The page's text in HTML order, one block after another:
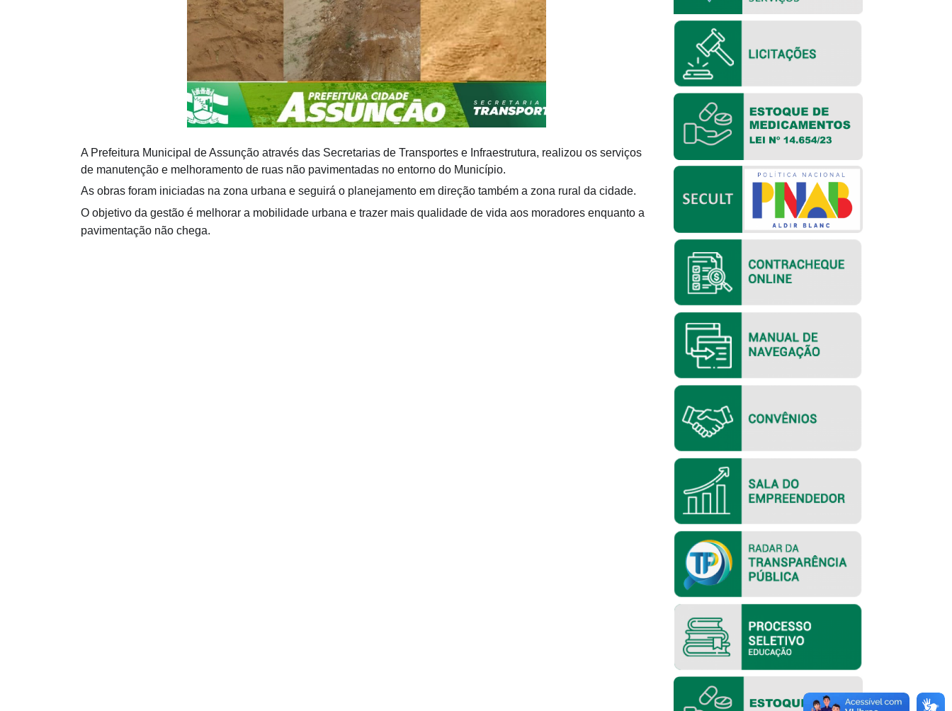
A Prefeitura Municipal de Assunção através das Secretarias de Transportes e Infraestrutura, realizou os serviços
de manutenção e melhoramento de ruas não pavimentadas no entorno do Município.
As obras foram iniciadas na zona urbana e seguirá o planejamento em direção também a zona rural da cidade.
O objetivo da gestão é melhorar a mobilidade urbana e trazer mais qualidade de vida aos moradores enquanto a
pavimentação não chega.